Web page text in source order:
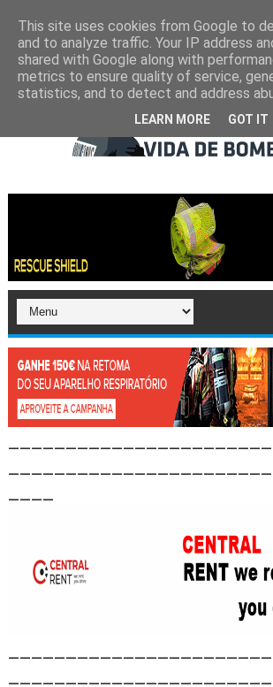
This site uses cookies from Google to
and to analyze traffic. Your IP address
shared with Google along with
metrics to ensure quality of service,
statistics, and to detect and address
LEARN MORE GOT IT